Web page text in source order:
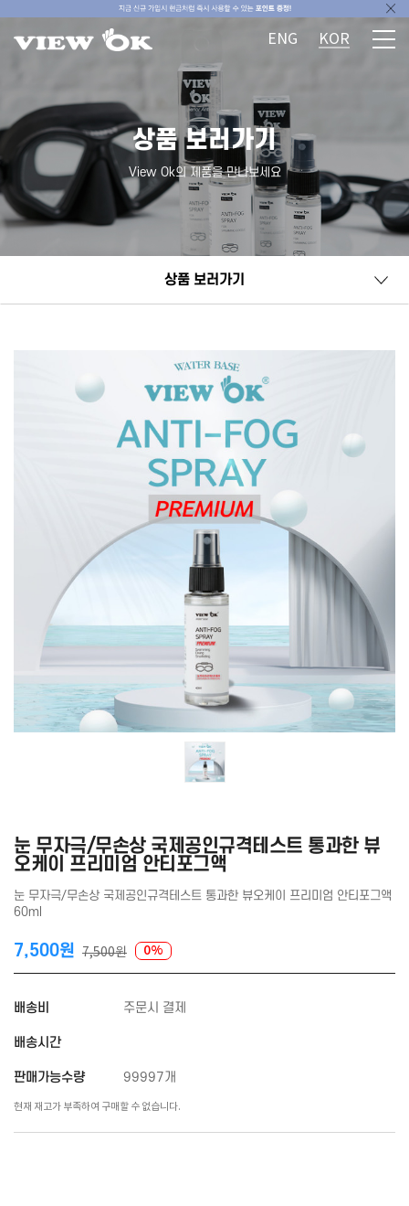
ENG KOR
상품 보러가기
View Ok의 제품을 만나보세요
상품 보러가기
눈 무자극/무손상 국제공인규격테스트 통과한 뷰
오케이 프리미엄 안티포그액
눈 무자극/무손상 국제공인규격테스트 통과한 뷰오케이 프리미엄 안티포그액
60ml
7,500원 7,500원 0%
배송비 주문시 결제
배송시간
판매가능수량 99997개
현재 재고가 부족하여 구매할 수 없습니다.